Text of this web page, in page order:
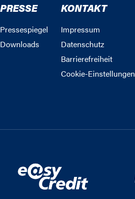
PRESSE
Pressespiegel
Downloads
KONTAKT
Impressum
Datenschutz
Barrierefreiheit
Cookie-Einstellungen